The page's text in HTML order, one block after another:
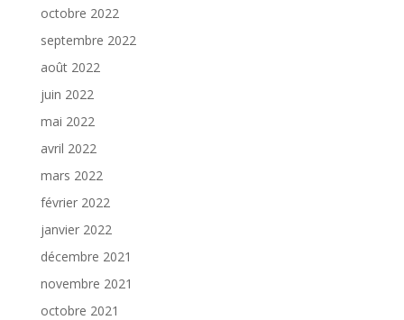
octobre 2022
septembre 2022
août 2022
juin 2022
mai 2022
avril 2022
mars 2022
février 2022
janvier 2022
décembre 2021
novembre 2021
octobre 2021